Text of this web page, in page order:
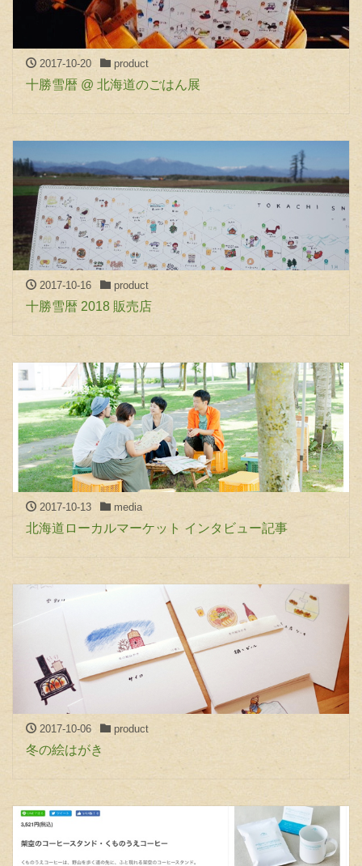
2017-10-20 product
十勝雪暦 @ 北海道のごはん展
2017-10-16 product
十勝雪暦 2018 販売店
2017-10-13 media
北海道ローカルマーケット インタビュー記事
2017-10-06 product
冬の絵はがき